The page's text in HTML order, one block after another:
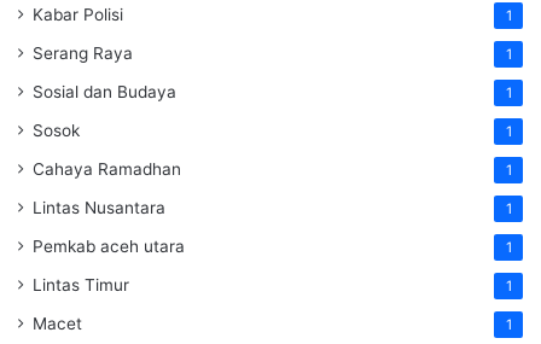
Kabar Polisi 1
Serang Raya 1
Sosial dan Budaya 1
Sosok 1
Cahaya Ramadhan 1
Lintas Nusantara 1
Pemkab aceh utara 1
Lintas Timur 1
Macet 1